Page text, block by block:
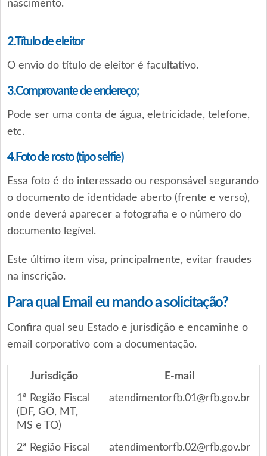
nascimento.
2.Título de eleitor
O envio do título de eleitor é facultativo.
3.Comprovante de endereço;
Pode ser uma conta de água, eletricidade, telefone,
etc.
4.Foto de rosto (tipo selfie)
Essa foto é do interessado ou responsável segurando
o documento de identidade aberto (frente e verso),
onde deverá aparecer a fotografia e o número do
documento legível.
Este último item visa, principalmente, evitar fraudes
na inscrição.
Para qual Email eu mando a solicitação?
Confira qual seu Estado e jurisdição e encaminhe o
email corporativo com a documentação.
Jurisdição E-mail
1ª Região Fiscal
(DF, GO, MT,
MS e TO)
atendimentorfb.01@rfb.gov.br
2ª Região Fiscal
atendimentorfb.02@rfb.gov.br